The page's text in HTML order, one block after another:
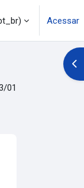
Acessar
01